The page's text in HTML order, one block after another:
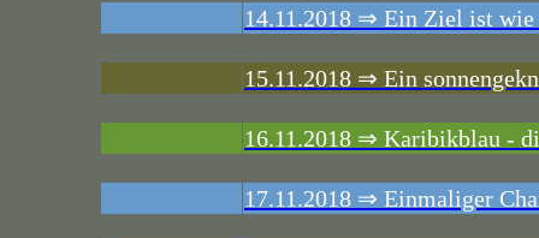
14.11.2018 ⇒ Ein Ziel ist
15.11.2018 ⇒ Ein
16.11.2018 ⇒ Karibikblau -
17.11.2018 ⇒ Einmaliger